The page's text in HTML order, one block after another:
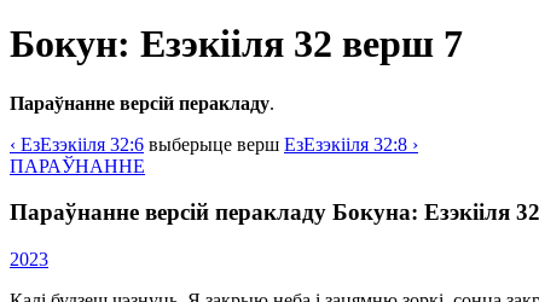
Бокун: Езэкііля 32 верш 7
Параўнанне версій перакладу.
‹ ЕзЕзэкііля 32:6 выберыце верш ЕзЕзэкііля 32:8 ›
ПАРАЎНАННЕ
Параўнанне версій перакладу Бокуна: Езэкііля
2023